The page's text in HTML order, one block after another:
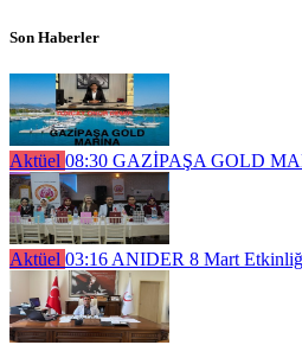
Son Haberler
Aktüel 08:30 GAZİPAŞA GOLD
Aktüel 03:16 ANIDER 8 Mart